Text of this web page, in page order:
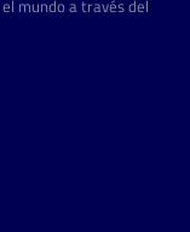
mundo a través del